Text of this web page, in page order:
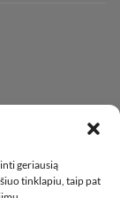
geriausią
tinklapiu, taip pat
ir geriausius
pristatome